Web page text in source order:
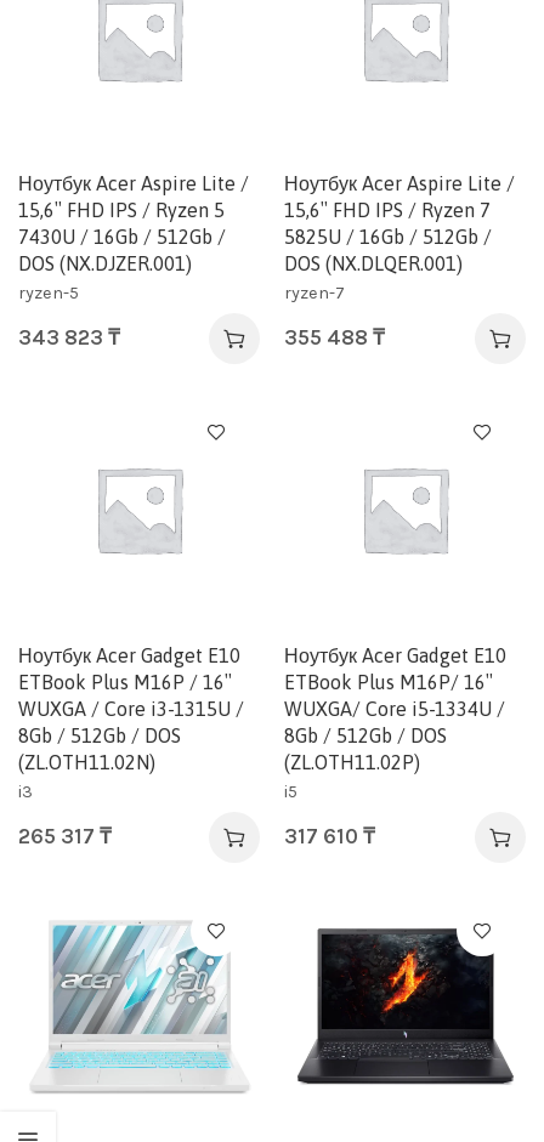
Ноутбук Acer Aspire Lite /
15,6″ FHD IPS / Ryzen 5
7430U / 16Gb / 512Gb /
DOS (NX.DJZER.001)
ryzen-5
343 823 ₸
Ноутбук Acer Aspire Lite /
15,6″ FHD IPS / Ryzen 7
5825U / 16Gb / 512Gb /
DOS (NX.DLQER.001)
ryzen-7
355 488 ₸
Ноутбук Acer Gadget E10
ETBook Plus M16P / 16″
WUXGA / Core i3-1315U /
8Gb / 512Gb / DOS
(ZL.OTH11.02N)
i3
265 317 ₸
Ноутбук Acer Gadget E10
ETBook Plus M16P/ 16″
WUXGA/ Core i5-1334U /
8Gb / 512Gb / DOS
(ZL.OTH11.02P)
i5
317 610 ₸